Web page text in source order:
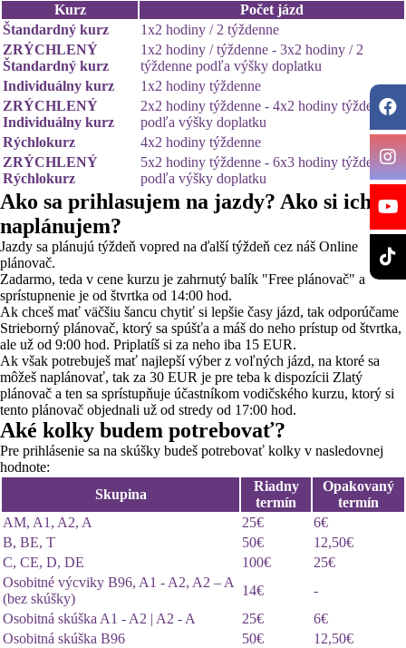
Kurz
Počet jázd
Štandardný kurz
1x2 hodiny / 2 týždenne
ZRÝCHLENÝ
Štandardný kurz
1x2 hodiny / týždenne - 3x2 hodiny / 2
týždenne podľa výšky doplatku
Individuálny kurz
1x2 hodiny týždenne
ZRÝCHLENÝ
Individuálny kurz
2x2 hodiny týždenne - 4x2 hodiny týždenne
podľa výšky doplatku
Rýchlokurz
4x2 hodiny týždenne
ZRÝCHLENÝ
Rýchlokurz
5x2 hodiny týždenne - 6x3 hodiny týždenne
podľa výšky doplatku
Ako sa prihlasujem na jazdy? Ako si ich
naplánujem?
Jazdy sa plánujú týždeň vopred na ďalší týždeň cez náš Online
plánovač.
Zadarmo, teda v cene kurzu je zahrnutý balík "Free plánovač" a
sprístupnenie je od štvrtka od 14:00 hod.
Ak chceš mať väčšiu šancu chytiť si lepšie časy jázd, tak odporúčame
Strieborný plánovač, ktorý sa spúšťa a máš do neho prístup od štvrtka,
ale už od 9:00 hod. Priplatíš si za neho iba 15 EUR.
Ak však potrebuješ mať najlepší výber z voľných jázd, na ktoré sa
môžeš naplánovať, tak za 30 EUR je pre teba k dispozícii Zlatý
plánovač a ten sa sprístupňuje účastníkom vodičského kurzu, ktorý si
tento plánovač objednali už od stredy od 17:00 hod.
Aké kolky budem potrebovať?
Pre prihlásenie sa na skúšky budeš potrebovať kolky v nasledovnej
hodnote:
Skupina
Riadny
termín
Opakovaný
termín
AM, A1, A2, A
25€
6€
B, BE, T
50€
12,50€
C, CE, D, DE
100€
25€
Osobitné výcviky B96, A1 - A2, A2 – A
(bez skúšky)
14€
-
Osobitná skúška A1 - A2 | A2 - A
25€
6€
Osobitná skúška B96
50€
12,50€